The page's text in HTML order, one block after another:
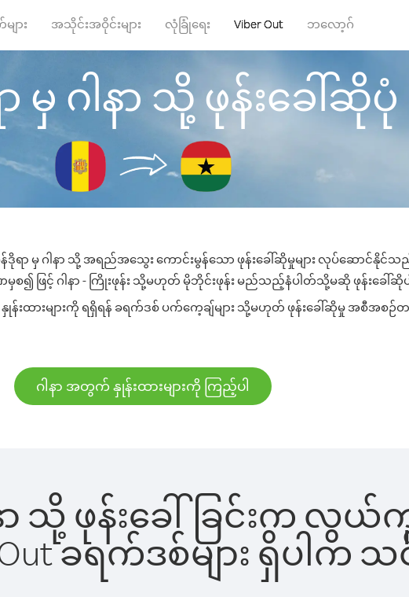
ျား အသိုင်းအဝိုင်းများ လုံခြုံရေး Viber Out ဘလော့ဂ်
မှ ဂါနာ သို့ ဖုန်းခေါ်ဆိုပုံ
ဒိုရာ မှ ဂါနာ သို့ အရည်အသွေး ကောင်းမွန်သော ဖုန်းခေါ်ဆိုမှုများ လုပ်ဆောင်နိုင်သ
မှစ၍ ဖြင့် ဂါနာ - ကြိုးဖုန်း သို့မဟုတ် မိုဘိုင်းဖုန်း မည်သည့်နံပါတ်သို့မဆို ဖုန်းခေါ်ဆိုပ
းထားများကို ရရှိရန် ခရက်ဒစ် ပက်ကေ့ချ်များ သို့မဟုတ် ဖုန်းခေါ်ဆိုမှု အစီအစ
ဂါနာ အတွက် နှုန်းထားများကို ကြည့်ပါ
နာ သို့ ဖုန်းခေါ်ခြင်းက လွ
ခရက်ဒစ်များ ရှိပါက